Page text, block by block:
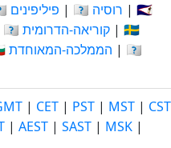
🇵🇭 פיליפינים | 🇷🇺 רוסיה | 🇸🇦
🇰🇷 קוריאה-הדרומית | 🇪🇸
🇬🇧 הממלכה-המאוחדת | 🇻🇳
| CET | PST | MST | CST
| AEST | SAST | MSK |